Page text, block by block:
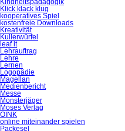
Klick klack klug
kooperatives Spiel
kostenfreie Downloads
Kreativität
Kullerwürfel
leaf it
Lehrauftrag
Lehre
Lernen
Logopädie
Magellan
Medienbericht
Messe
Monsterjäger
Moses Verlag
OINK
online miteinander spielen
Packesel